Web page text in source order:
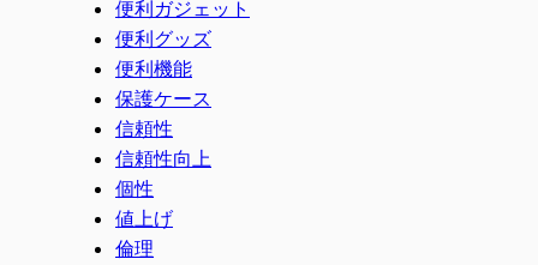
便利ガジェット
便利グッズ
便利機能
保護ケース
信頼性
信頼性向上
個性
値上げ
倫理